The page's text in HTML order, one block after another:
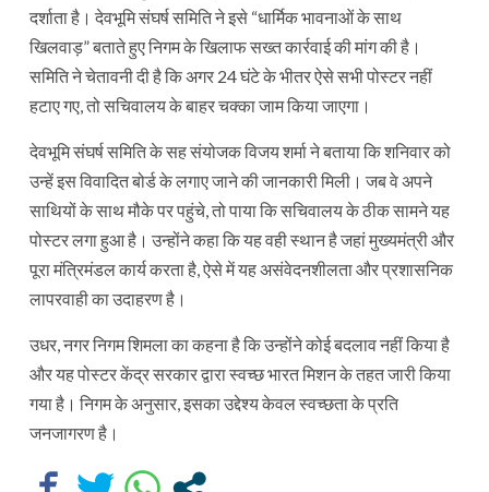
दर्शाता है। देवभूमि संघर्ष समिति ने इसे “धार्मिक भावनाओं के साथ
खिलवाड़” बताते हुए निगम के खिलाफ सख्त कार्रवाई की मांग की है।
समिति ने चेतावनी दी है कि अगर 24 घंटे के भीतर ऐसे सभी पोस्टर नहीं
हटाए गए, तो सचिवालय के बाहर चक्का जाम किया जाएगा।
देवभूमि संघर्ष समिति के सह संयोजक विजय शर्मा ने बताया कि शनिवार को
उन्हें इस विवादित बोर्ड के लगाए जाने की जानकारी मिली। जब वे अपने
साथियों के साथ मौके पर पहुंचे, तो पाया कि सचिवालय के ठीक सामने यह
पोस्टर लगा हुआ है। उन्होंने कहा कि यह वही स्थान है जहां मुख्यमंत्री और
पूरा मंत्रिमंडल कार्य करता है, ऐसे में यह असंवेदनशीलता और प्रशासनिक
लापरवाही का उदाहरण है।
उधर, नगर निगम शिमला का कहना है कि उन्होंने कोई बदलाव नहीं किया है
और यह पोस्टर केंद्र सरकार द्वारा स्वच्छ भारत मिशन के तहत जारी किया
गया है। निगम के अनुसार, इसका उद्देश्य केवल स्वच्छता के प्रति
जनजागरण है।